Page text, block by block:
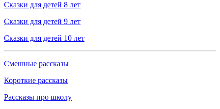
Сказки для детей 8 лет
Сказки для детей 9 лет
Сказки для детей 10 лет
Смешные рассказы
Короткие рассказы
Рассказы про школу